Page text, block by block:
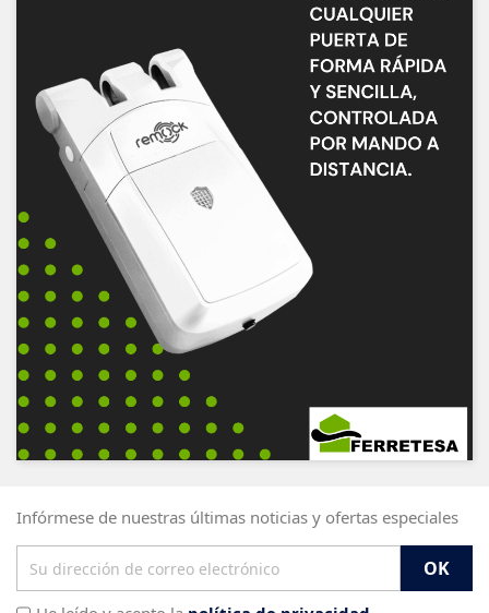
Infórmese de nuestras últimas noticias y ofertas especiales